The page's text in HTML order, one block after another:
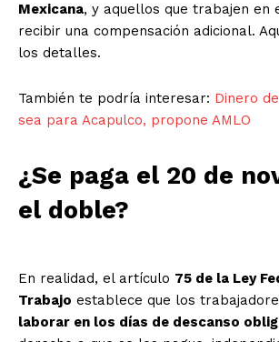
Mexicana, y aquellos que trabajen en
recibir una compensación adicional.
los detalles.
También te podría interesar: Dinero
sea para Acapulco, propone AMLO
¿Se paga el 20 de
el doble?
En realidad, el artículo 75 de la Ley
Trabajo establece que los
laborar en los días de descanso